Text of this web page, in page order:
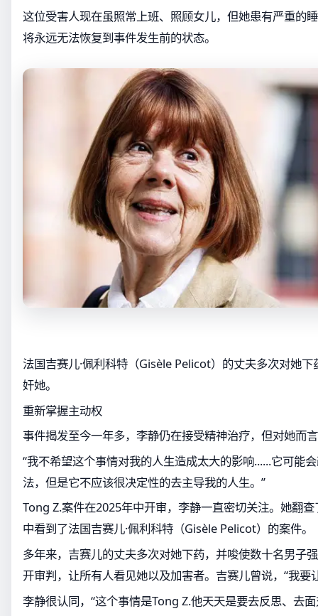
这位受害人现在虽照常上班、照顾女儿，但她患有严重的
将永远无法恢复到事件发生前的状态。
法国吉赛儿·佩利科特（Gisèle Pelicot）的丈夫多次对她
奸她。
重新掌握主动权
事件揭发至今一年多，李静仍在接受精神治疗，但对她而
“我不希望这个事情对我的人生造成太大的影响......它可能
法，但是它不应该很决定性的去主导我的人生。”
Tong Z.案件在2025年中开审，李静一直密切关注。她翻
中看到了法国吉赛儿·佩利科特（Gisèle Pelicot）的案件。
多年来，吉赛儿的丈夫多次对她下药，并唆使数十名男子
开审判，让所有人看见她以及加害者。吉赛儿曾说，“我要
李静很认同，“这个事情是Tong Z.他天天是要去反思、去